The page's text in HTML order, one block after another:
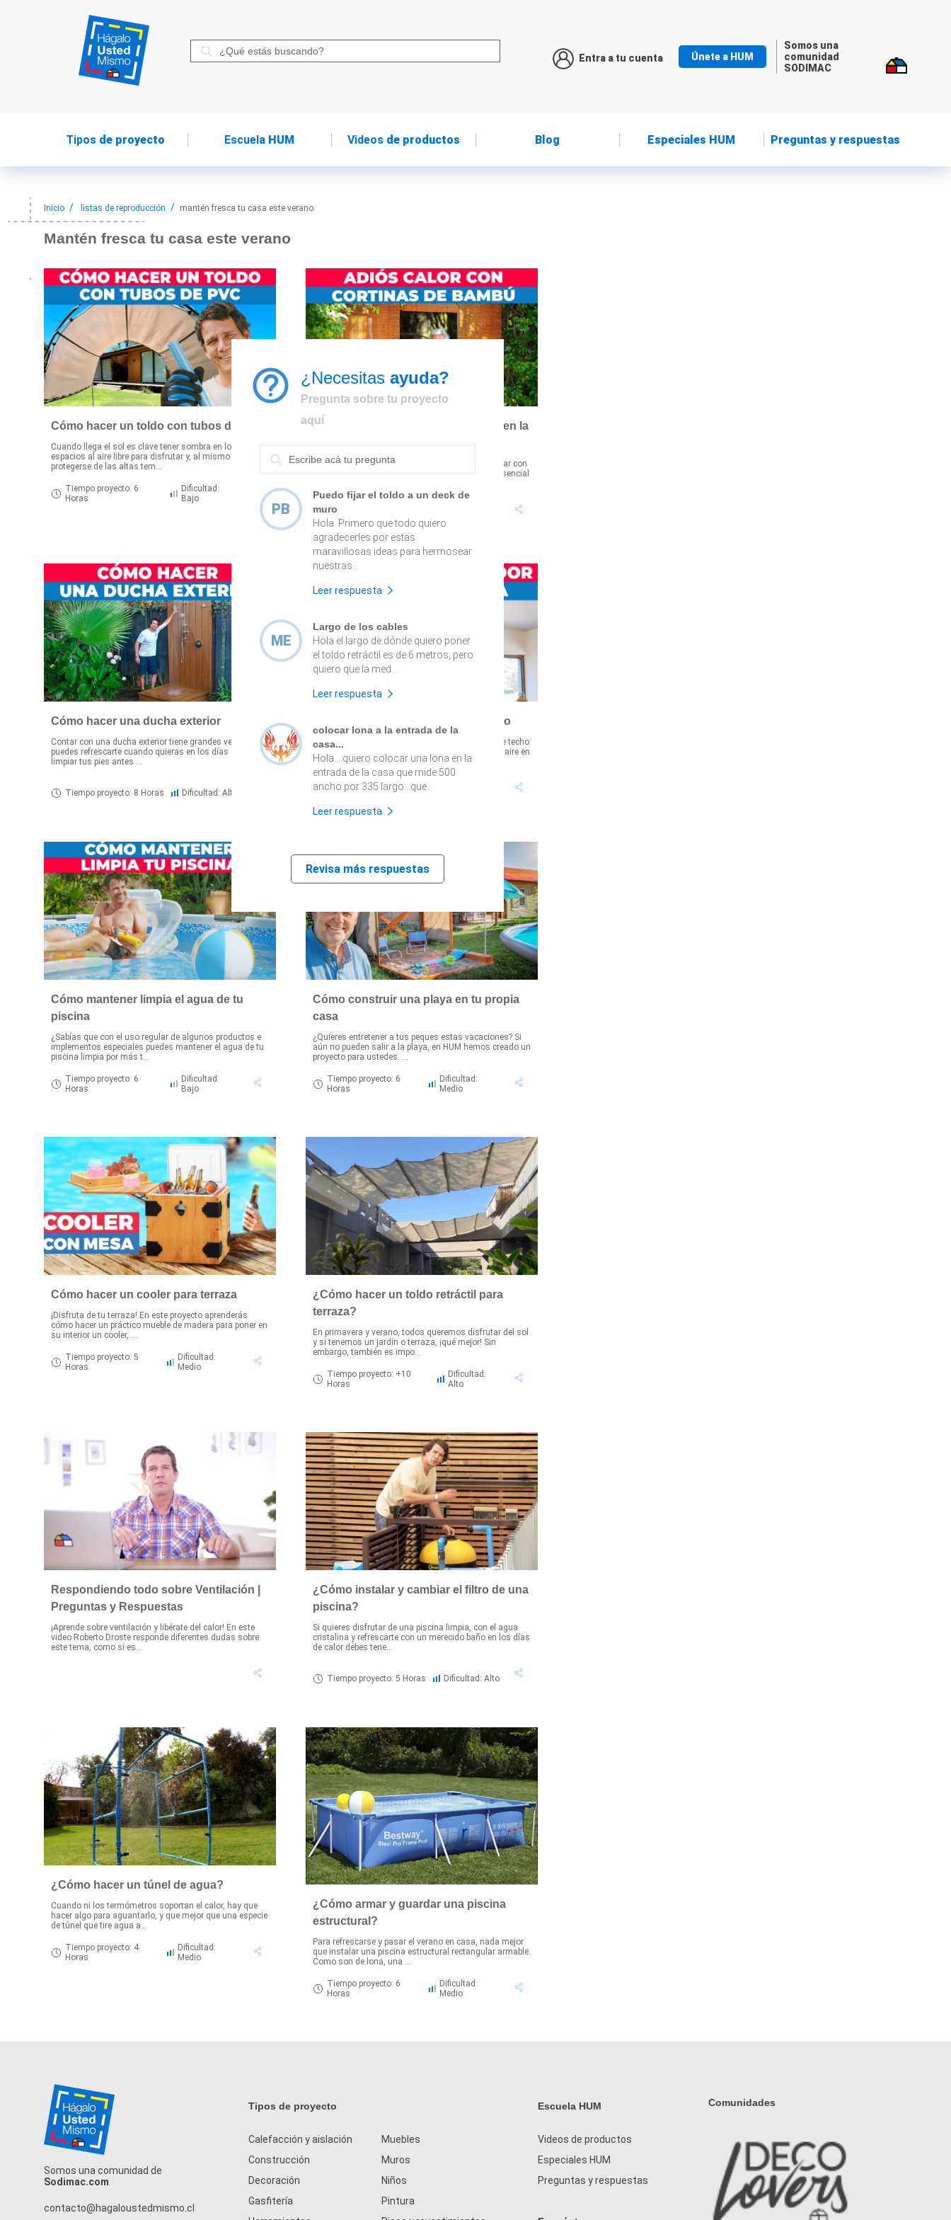
Entra a tu cuenta Únete a HUM
Somos una
comunidad
SODIMAC
Tipos de proyecto Escuela HUM Videosde productos Blog Especiales HUM Preguntas y respuestas
Inicio listas de reproducción mantén fresca tu casa este verano
Mantén fresca tu casa este verano
¿Necesitas ayuda?
Pregunta sobre tu proyecto
aquí
PB
Puedo fijar el toldo a un deck de
muro
Hola. Primero que todo quiero
agradecerles por estas
maravillosas ideas para hermosear
nuestras...
Leer respuesta
ME
Largo de los cables
Hola el largo de dónde quiero poner
el toldo retráctil es de 6 metros, pero
quiero que la med...
Leer respuesta
colocar lona a la entrada de la
casa...
Hola....quiero colocar una lona en la
entrada de la casa que mide 500
ancho por 335 largo...que...
Leer respuesta
Revisa más respuestas
Cómo hacer un toldo con tubos de PVC
Cuando llega el sol es clave tener sombra en los
espacios al aire libre para disfrutar y, al mismo tiempo,
protegerse de las altas tem...
Tiempo proyecto: 6
Horas
Dificultad:
Bajo
Cómo instalar persianas de bambú en la
terraza
Especialmente para los días de mucho calor, contar con
espacios sombreados en tu terraza o balcón es esencial
Tiempo proyecto: 1 Hora
Cómo hacer una ducha exterior
Contar con una ducha exterior tiene grandes ventajas:
puedes refrescarte cuando quieras en los días de calor,
limpiar tus pies antes ...
Tiempo proyecto: 8 Horas Dificultad: Alto
Cómo instalar un ventilador de techo
¡Enfrenta el verano bien equipado! Un ventilador de techo
puede mantener tu casa más fresca, moviendo el aire en
épocas de calor. ?...
Cómo mantener limpia el agua de tu
piscina
¿Sabías que con el uso regular de algunos productos e
implementos especiales puedes mantener el agua de tu
piscina limpia por más t...
Tiempo proyecto: 6
Horas
Dificultad:
Bajo
Cómo construir una playa en tu propia
casa
¿Quieres entretener a tus peques estas vacaciones? Si
aún no pueden salir a la playa, en HUM hemos creado un
proyecto para ustedes. ...
Tiempo proyecto: 6
Horas
Dificultad:
Medio
Cómo hacer un cooler para terraza
¡Disfruta de tu terraza! En este proyecto aprenderás
cómo hacer un práctico mueble de madera para poner en
su interior un cooler, ...
Tiempo proyecto: 5
Horas
Dificultad:
Medio
¿Cómo hacer un toldo retráctil para
terraza?
En primavera y verano, todos queremos disfrutar del sol
y si tenemos un jardín o terraza, ¡qué mejor! Sin
embargo, también es impo...
Tiempo proyecto: +10
Horas
Dificultad:
Alto
Respondiendo todo sobre Ventilación |
Preguntas y Respuestas
¡Aprende sobre ventilación y libérate del calor! En este
video Roberto Droste responde diferentes dudas sobre
este tema, como si es...
¿Cómo instalar y cambiar el filtro de una
piscina?
Si quieres disfrutar de una piscina limpia, con el agua
cristalina y refrescarte con un merecido baño en los días
de calor debes tene...
Tiempo proyecto: 5 Horas Dificultad: Alto
¿Cómo hacer un túnel de agua?
Cuando ni los termómetros soportan el calor, hay que
hacer algo para aguantarlo, y que mejor que una especie
de túnel que tire agua a...
Tiempo proyecto: 4
Horas
Dificultad:
Medio
¿Cómo armar y guardar una piscina
estructural?
Para refrescarse y pasar el verano en casa, nada mejor
que instalar una piscina estructural rectangular armable.
Como son de lona, una ...
Tiempo proyecto: 6
Horas
Dificultad:
Medio
Somos una comunidad de
Sodimac.com
contacto@hagaloustedmismo.cl
Tipos de proyecto
Calefacción y aislación
Construcción
Decoración
Gasfitería
Muebles
Muros
Niños
Pintura
Escuela HUM
Videos de productos
Especiales HUM
Preguntas y respuestas
Comunidades